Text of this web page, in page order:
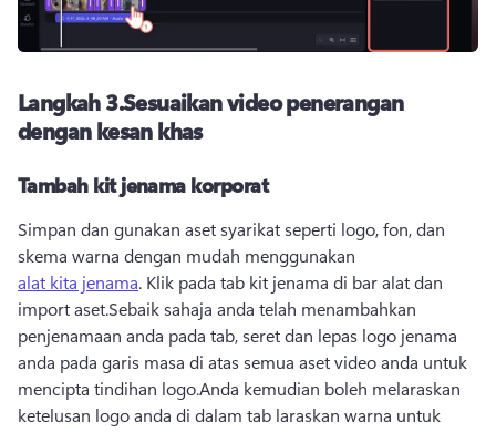
Langkah 3.Sesuaikan video penerangan
dengan kesan khas
Tambah kit jenama korporat
Simpan dan gunakan aset syarikat seperti logo, fon, dan
skema warna dengan mudah menggunakan
alat kita jenama. Klik pada tab kit jenama di bar alat dan
import aset.Sebaik sahaja anda telah menambahkan
penjenamaan anda pada tab, seret dan lepas logo jenama
anda pada garis masa di atas semua aset video anda untuk
mencipta tindihan logo.Anda kemudian boleh melaraskan
ketelusan logo anda di dalam tab laraskan warna untuk